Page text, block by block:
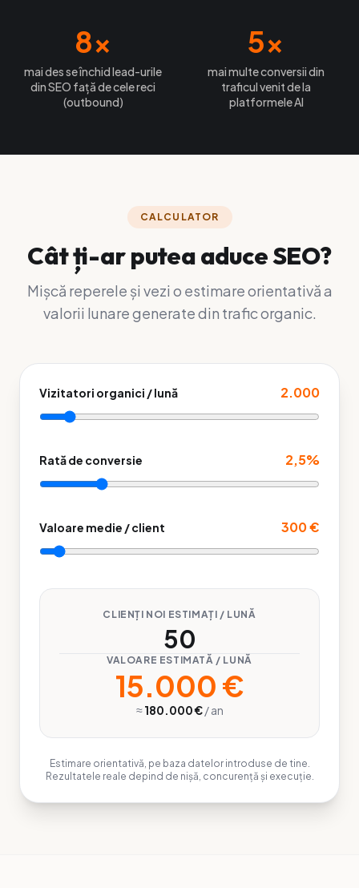
8×
mai des se închid lead-urile
din SEO față de cele reci
(outbound)
5×
mai multe conversii din
traficul venit de la
platformele AI
CALCULATOR
Cât ți-ar putea aduce SEO?
Mișcă reperele și vezi o estimare orientativă a
valorii lunare generate din trafic organic.
Vizitatori organici / lună 2.000
Rată de conversie 2,5%
Valoare medie / client 300 €
CLIENȚI NOI ESTIMAȚI / LUNĂ
50
VALOARE ESTIMATĂ / LUNĂ
15.000 €
≈180.000 €/ an
Estimare orientativă, pe baza datelor introduse de tine.
Rezultatele reale depind de nișă, concurență și execuție.